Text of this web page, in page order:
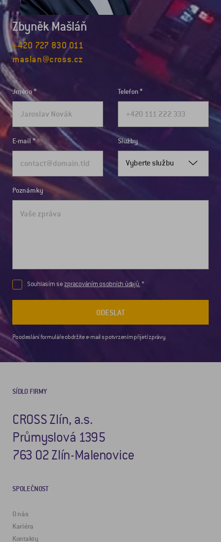
Zbyněk Mašláň
+420 727 830 011
maslan@cross.cz
Jméno Telefon
E-mail Služby
Vyberte službu
Poznámky
Souhlasím sezpracováním osobních údajů.
ODESLAT
Po odeslání formuláře obdržíte e-mail s potvrzením přijetí zprávy.
SÍDLO FIRMY
CROSS Zlín, a.s.
Průmyslová 1395
763 02 Zlín-Malenovice
SPOLEČNOST
O nás
Kariéra
Kontakty